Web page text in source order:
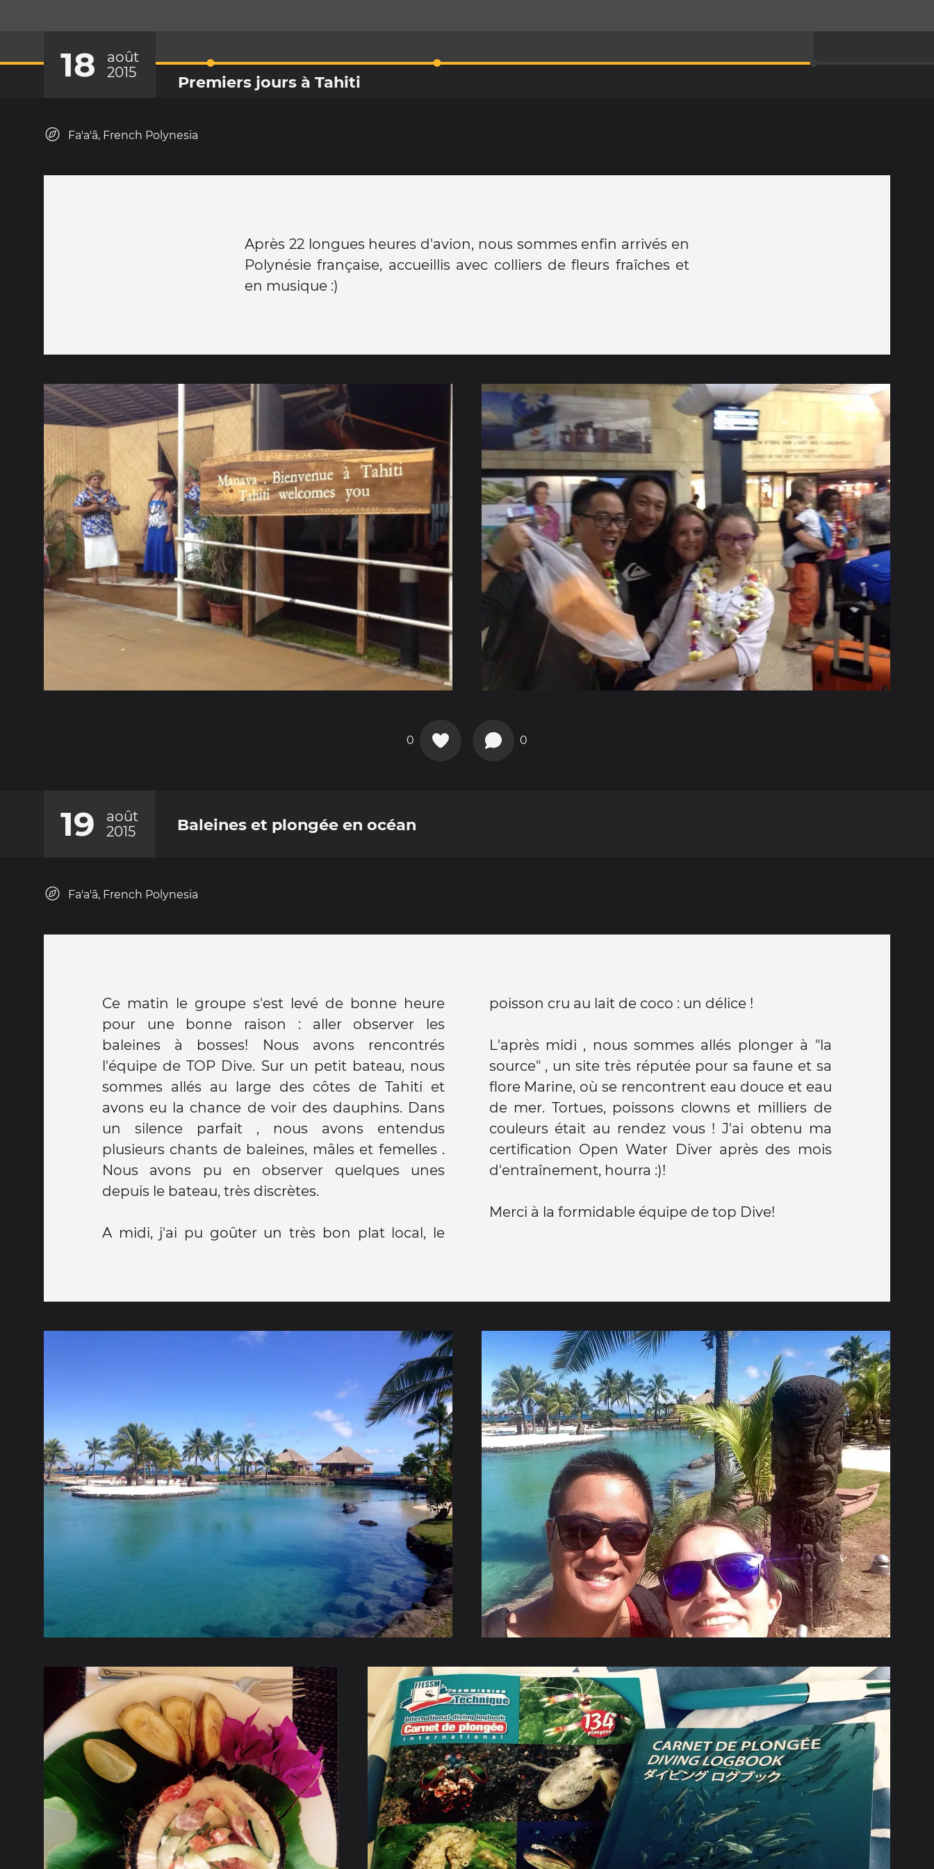
18
août
2015
Premiers jours à Tahiti
Fa'a'ā, French Polynesia
Après 22 longues heures d'avion, nous sommes enfin arrivés en
Polynésie française, accueillis avec colliers de fleurs fraîches et
en musique :)
0 0
19
août
2015
Baleines et plongée en océan
Fa'a'ā, French Polynesia
Ce matin le groupe s'est levé de bonne heure
pour une bonne raison : aller observer les
baleines à bosses! Nous avons rencontrés
l'équipe de TOP Dive. Sur un petit bateau, nous
sommes allés au large des côtes de Tahiti et
avons eu la chance de voir des dauphins. Dans
un silence parfait , nous avons entendus
plusieurs chants de baleines, mâles et femelles .
Nous avons pu en observer quelques unes
depuis le bateau, très discrètes.
A midi, j'ai pu goûter un très bon plat local, le
poisson cru au lait de coco : un délice !
L'après midi , nous sommes allés plonger à "la
source" , un site très réputée pour sa faune et sa
flore Marine, où se rencontrent eau douce et eau
de mer. Tortues, poissons clowns et milliers de
couleurs était au rendez vous ! J'ai obtenu ma
certification Open Water Diver après des mois
d'entraînement, hourra :)!
Merci à la formidable équipe de top Dive!